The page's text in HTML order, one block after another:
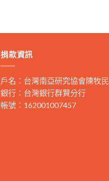
捐款資訊
戶名：台灣南亞研究協會陳牧民
銀行：台灣銀行群賢分行
帳號：162001007457